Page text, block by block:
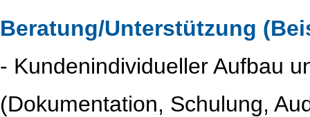
Beratung/Unterstützung
- Kundenindividueller Aufbau
(Dokumentation, Schulung,